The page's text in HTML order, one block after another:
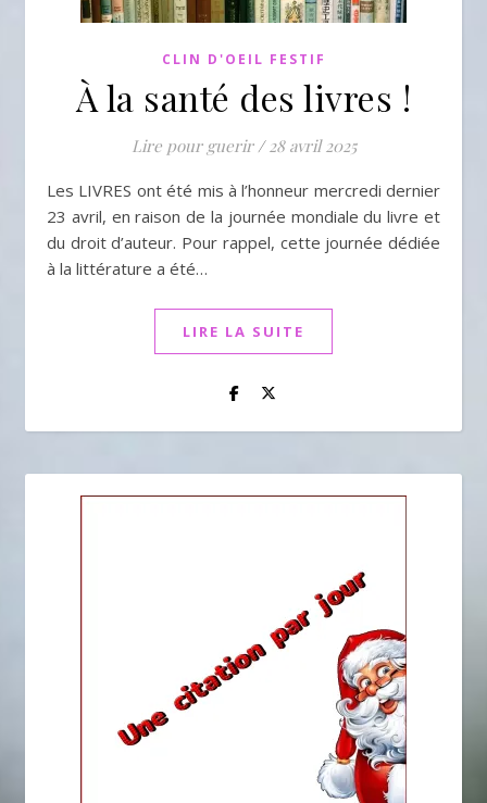
CLIN D'OEIL FESTIF
À la santé des livres !
Lire pour guerir / 28 avril 2025
Les LIVRES ont été mis à l’honneur mercredi dernier
23 avril, en raison de la journée mondiale du livre et
du droit d’auteur. Pour rappel, cette journée dédiée
à la littérature a été…
LIRE LA SUITE